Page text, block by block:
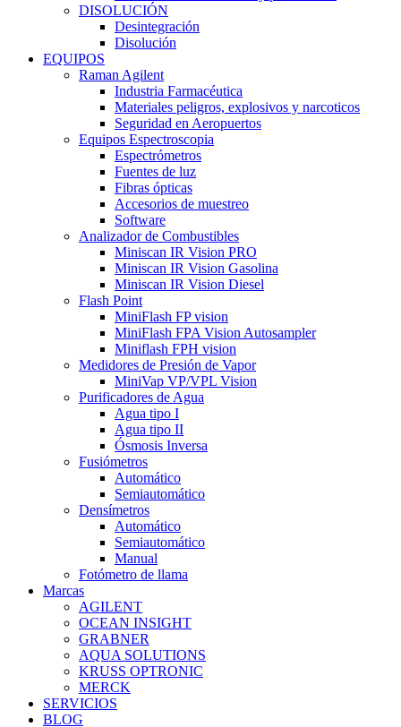
DISOLUCIÓN
Desintegración
Disolución
EQUIPOS
Raman Agilent
Industria Farmacéutica
Materiales peligros, explosivos y narcoticos
Seguridad en Aeropuertos
Equipos Espectroscopia
Espectrómetros
Fuentes de luz
Fibras ópticas
Accesorios de muestreo
Software
Analizador de Combustibles
Miniscan IR Vision PRO
Miniscan IR Vision Gasolina
Miniscan IR Vision Diesel
Flash Point
MiniFlash FP vision
MiniFlash FPA Vision Autosampler
Miniflash FPH vision
Medidores de Presión de Vapor
MiniVap VP/VPL Vision
Purificadores de Agua
Agua tipo I
Agua tipo II
Ósmosis Inversa
Fusiómetros
Automático
Semiautomático
Densímetros
Automático
Semiautomático
Manual
Fotómetro de llama
Marcas
AGILENT
OCEAN INSIGHT
GRABNER
AQUA SOLUTIONS
KRUSS OPTRONIC
MERCK
SERVICIOS
BLOG